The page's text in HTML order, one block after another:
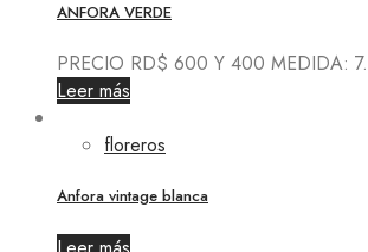
ANFORA VERDE
PRECIO RD$ 600 Y 400 MEDIDA:
Leer más
floreros
Anfora vintage blanca